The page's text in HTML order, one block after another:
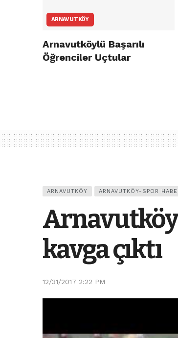
ARNAVUTKÖY
Arnavutköylü Başarılı
Öğrenciler Uçtular
ARNAVUTKÖY ARNAVUTKÖY-SPOR
Arnavutköy
kavga çıktı
12/31/2017 2:22 PM